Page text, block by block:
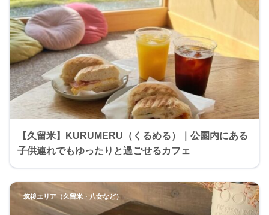
【久留米】KURUMERU（くるめる）｜公園内にある
子供連れでもゆったりと過ごせるカフェ
筑後エリア（久留米・八女など）